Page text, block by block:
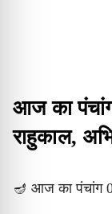
आज का पंचांग
राहुकाल,
🪔 आज का पंचांग